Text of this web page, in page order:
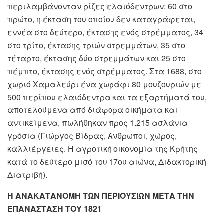
περιλαμβάνονταν ρίζες ελαιόδεντρων: 60 στο
πρώτο, η έκταση του οποίου δεν καταγράφεται,
εννέα στο δεύτερο, έκτασης ενός στρέμματος, 34
στο τρίτο, έκτασης τριών στρεμμάτων, 35 στο
τέταρτο, έκτασης δύο στρεμμάτων και 25 στο
πέμπτο, έκτασης ενός στρέμματος. Στα 1688, στο
χωριό Χαμαλεύρι ένα χωράφι 80 μουζουριών με
500 περίπου ελαιόδεντρα και τα εξαρτήματά του,
αποτελούμενα από διάφορα οικήματα και
αντικείμενα, πωλήθηκαν προς 1.215 ασλάνια
γρόσια (Γιώργος Βίδρας, Άνθρωποι, χώρος,
καλλιέργειες. Η αγροτική οικονομία της Κρήτης
κατά το δεύτερο μισό του 17ου αιώνα, Διδακτορική
Διατριβή).
Η ΑΝΑΚΑΤΑΝΟΜΗ ΤΩΝ ΠΕΡΙΟΥΣΙΩΝ ΜΕΤΑ ΤΗΝ
ΕΠΑΝΑΣΤΑΣΗ ΤΟΥ 1821